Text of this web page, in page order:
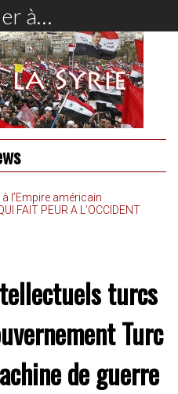
à…
à l’Empire américain
FAIT PEUR A L’OCCIDENT
turcs
Turc
de guerre